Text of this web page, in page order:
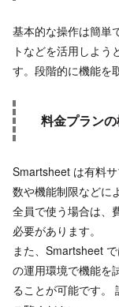
基本的な操作は簡単
トなどを活用しよう
す。段階的に機能を
料金プラン
Smartsheet は有料
数や機能制限などに
全員で使う場合は、
必要があります。
また、Smartsheet
の運用環境で機能を
ることが可能です。